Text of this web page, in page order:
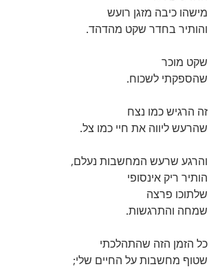
מישהו כיבה מזגן רועש
והותיר בחדר שקט מהדהד.
שקט מוכר
שהספקתי לשכוח.
זה הרגיש כמו נצח
שהרעש ליווה את חיי כמו צל.
והרגע שרעש המחשבות נעלם,
הותיר ריק אינסופי
שלתוכו פרצה
שמחה והתרגשות.
כל הזמן הזה שהתהלכתי
שטוף מחשבות על החיים שלי;